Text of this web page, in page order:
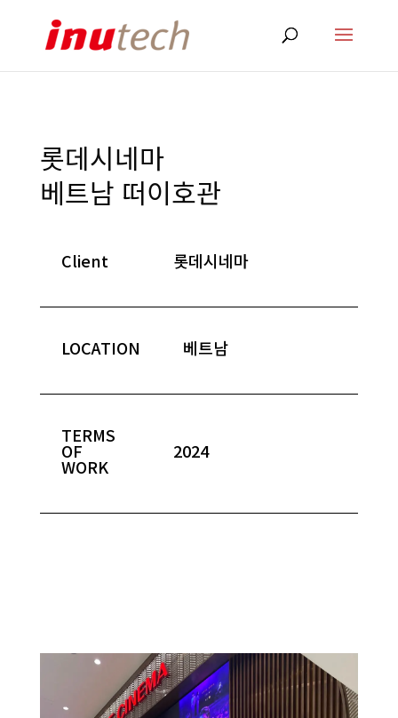
롯데시네마
베트남 떠이호관
Client 롯데시네마
LOCATION 베트남
TERMS
OF
WORK
2024